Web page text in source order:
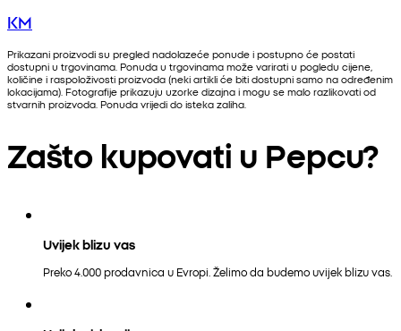
KM
Prikazani proizvodi su pregled nadolazeće ponude i postupno će postati
dostupni u trgovinama. Ponuda u trgovinama može varirati u pogledu cijene,
količine i raspoloživosti proizvoda (neki artikli će biti dostupni samo na određenim
lokacijama). Fotografije prikazuju uzorke dizajna i mogu se malo razlikovati od
stvarnih proizvoda. Ponuda vrijedi do isteka zaliha.
Zašto kupovati u Pepcu?
Uvijek blizu vas
Preko 4.000 prodavnica u Evropi. Želimo da budemo uvijek blizu vas.